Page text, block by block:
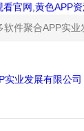
官网,黄色APP
件聚合APP实业发